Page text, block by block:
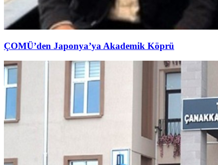
ÇOMÜ’den Japonya’ya Akademik Köprü